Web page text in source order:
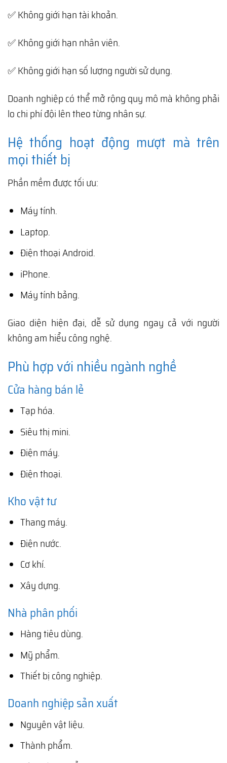
✅ Không giới hạn tài khoản.
✅ Không giới hạn nhân viên.
✅ Không giới hạn số lượng người sử dụng.
Doanh nghiệp có thể mở rộng quy mô mà không phải
lo chi phí đội lên theo từng nhân sự.
Hệ thống hoạt động mượt mà trên
mọi thiết bị
Phần mềm được tối ưu:
Máy tính.
Laptop.
Điện thoại Android.
iPhone.
Máy tính bảng.
Giao diện hiện đại, dễ sử dụng ngay cả với người
không am hiểu công nghệ.
Phù hợp với nhiều ngành nghề
Cửa hàng bán lẻ
Tạp hóa.
Siêu thị mini.
Điện máy.
Điện thoại.
Kho vật tư
Thang máy.
Điện nước.
Cơ khí.
Xây dựng.
Nhà phân phối
Hàng tiêu dùng.
Mỹ phẩm.
Thiết bị công nghiệp.
Doanh nghiệp sản xuất
Nguyên vật liệu.
Thành phẩm.